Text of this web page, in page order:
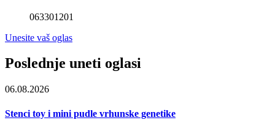
063301201
Unesite vaš oglas
Poslednje uneti oglasi
06.08.2026
Stenci toy i mini pudle vrhunske genetike